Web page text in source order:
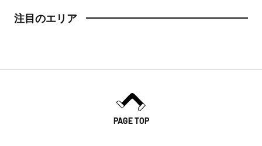
注目のエリア
PAGE TOP